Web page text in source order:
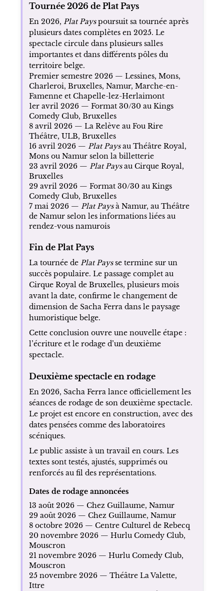
Tournée 2026 de Plat Pays
En 2026, Plat Payspoursuit sa tournée après
plusieurs dates complètes en 2025. Le
spectacle circule dans plusieurs salles
importantes et dans différents pôles du
territoire belge.
Premier semestre 2026 — Lessines, Mons,
Charleroi, Bruxelles, Namur, Marche-en-
Famenne et Chapelle-lez-Herlaimont
1er avril 2026 — Format 30/30 au Kings
Comedy Club, Bruxelles
8 avril 2026 — La Relève au Fou Rire
Théâtre, ULB, Bruxelles
16 avril 2026 — Plat Paysau Théâtre Royal,
Mons ou Namur selon la billetterie
23 avril 2026 — Plat Paysau Cirque Royal,
Bruxelles
29 avril 2026 — Format 30/30 au Kings
Comedy Club, Bruxelles
7 mai 2026 — Plat Paysà Namur, au Théâtre
de Namur selon les informations liées au
rendez-vous namurois
Fin de Plat Pays
La tournée de Plat Paysse termine sur un
succès populaire. Le passage complet au
Cirque Royal de Bruxelles, plusieurs mois
avant la date, confirme le changement de
dimension de Sacha Ferra dans le paysage
humoristique belge.
Cette conclusion ouvre une nouvelle étape :
l’écriture et le rodage d’un deuxième
spectacle.
Deuxième spectacle en rodage
En 2026, Sacha Ferra lance officiellement les
séances de rodage de son deuxième spectacle.
Le projet est encore en construction, avec des
dates pensées comme des laboratoires
scéniques.
Le public assiste à un travail en cours. Les
textes sont testés, ajustés, supprimés ou
renforcés au fil des représentations.
Dates de rodage annoncées
13 août 2026 — Chez Guillaume, Namur
29 août 2026 — Chez Guillaume, Namur
8 octobre 2026 — Centre Culturel de Rebecq
20 novembre 2026 — Hurlu Comedy Club,
Mouscron
21 novembre 2026 — Hurlu Comedy Club,
Mouscron
25 novembre 2026 — Théâtre La Valette,
Ittre